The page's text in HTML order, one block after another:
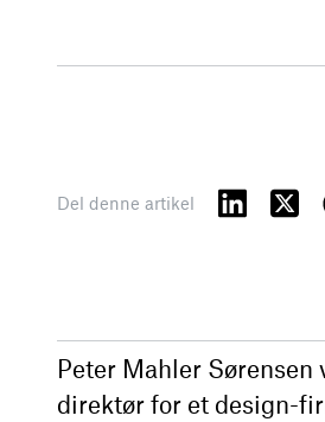
Del denne artikel
Peter Mahler Sørensen
direktør for et design-